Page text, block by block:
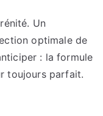
Un
optimale de
: la formule
toujours parfait.